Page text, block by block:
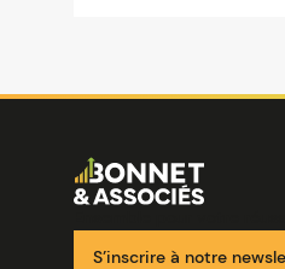
Image
S’inscrire à notre